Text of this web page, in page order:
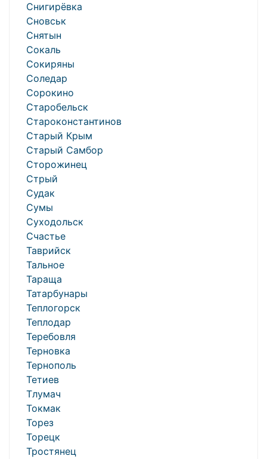
Снигирёвка
Сновськ
Снятын
Сокаль
Сокиряны
Соледар
Сорокино
Старобельск
Староконстантинов
Старый Крым
Старый Самбор
Сторожинец
Стрый
Судак
Сумы
Суходольск
Счастье
Таврийск
Тальное
Тараща
Татарбунары
Теплогорск
Теплодар
Теребовля
Терновка
Тернополь
Тетиев
Тлумач
Токмак
Торез
Торецк
Тростянец